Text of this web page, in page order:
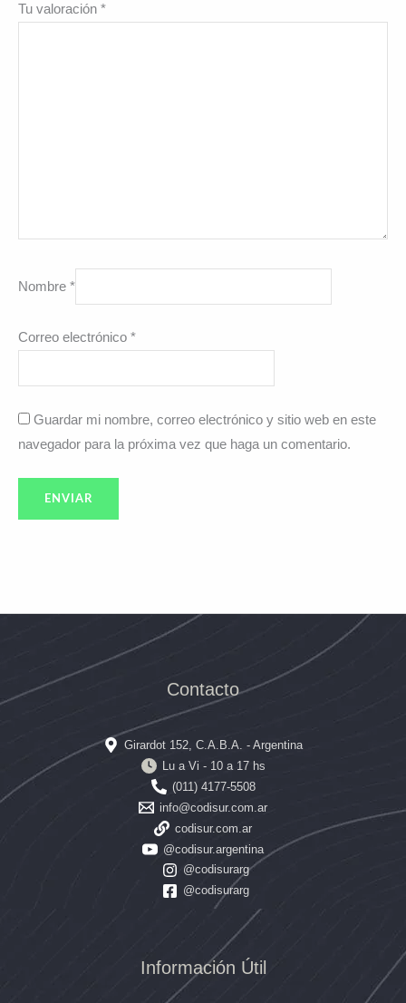
Tu valoración *
Nombre *
Correo electrónico *
Guardar mi nombre, correo electrónico y sitio web en este
navegador para la próxima vez que haga un comentario.
Contacto
Girardot 152, C.A.B.A. - Argentina
Lu a Vi - 10 a 17 hs
(011) 4177-5508
info@codisur.com.ar
codisur.com.ar
@codisur.argentina
@codisurarg
@codisurarg
Información Útil